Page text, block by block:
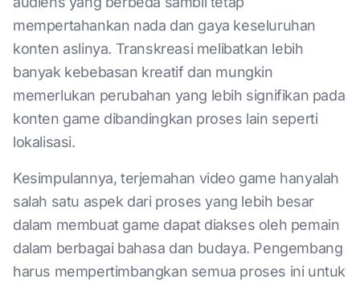
mempertahankan nada dan gaya keseluruhan
konten aslinya. Transkreasi melibatkan lebih
banyak kebebasan kreatif dan mungkin
memerlukan perubahan yang lebih signifikan pada
konten game dibandingkan proses lain seperti
lokalisasi.
Kesimpulannya, terjemahan video game hanyalah
salah satu aspek dari proses yang lebih besar
dalam membuat game dapat diakses oleh pemain
dalam berbagai bahasa dan budaya. Pengembang
harus mempertimbangkan semua proses ini untuk